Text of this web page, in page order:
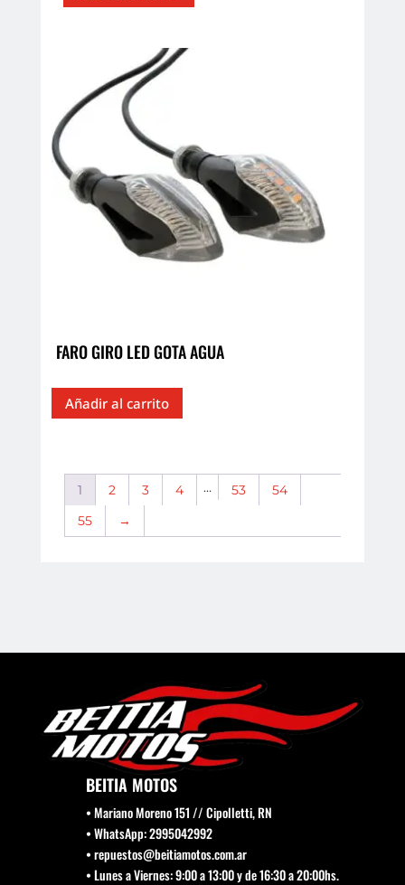
FARO GIRO LED GOTA AGUA
Añadir al carrito
1 2 3 4 … 53
54
55
→
BEITIA MOTOS
• Mariano Moreno 151 // Cipolletti, RN
• WhatsApp: 2995042992
• repuestos@beitiamotos.com.ar
• Lunes a Viernes: 9:00 a 13:00 y de 16:30 a 20:00hs.